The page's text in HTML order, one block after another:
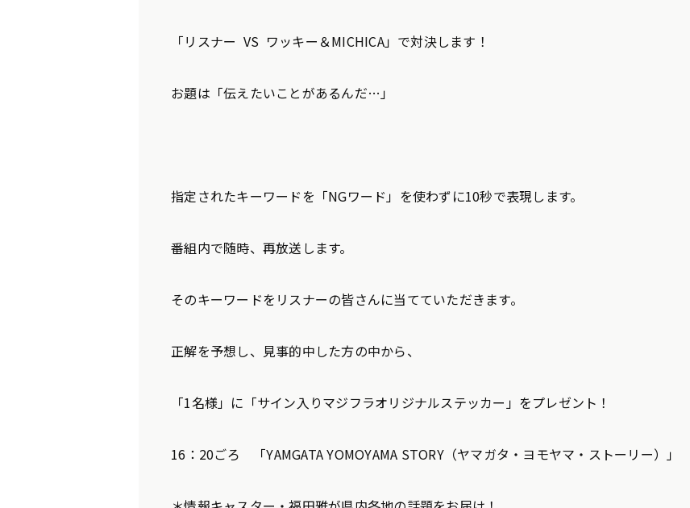
「リスナー VS ワッキー＆MICHICA」で対決します！
お題は「伝えたいことがあるんだ…」
指定されたキーワードを「NGワード」を使わずに10秒で表現します。
番組内で随時、再放送します。
そのキーワードをリスナーの皆さんに当てていただきます。
正解を予想し、見事的中した方の中から、
「1名様」に「サイン入りマジフラオリジナルステッカー」をプレゼント！
16：20ごろ 「YAMGATA YOMOYAMA STORY（ヤマガタ・ヨモヤマ・ストーリー）」